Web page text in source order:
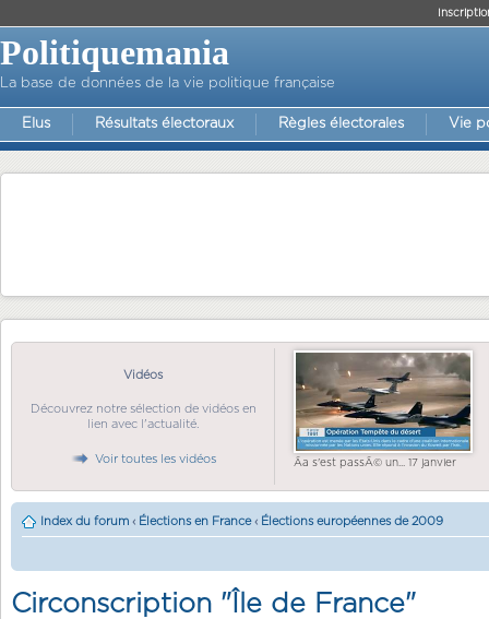
Politiquemania
La base de données de la vie politique française
Elus Résultats électoraux Règles électorales Vie
Vidéos
Découvrez notre sélection de vidéos en
lien avec l'actualité.
Voir toutes les vidéos Ãa s'est passÃ© un... 17 janvier
Index du forum ‹ Élections en France ‹ Élections européennes de 2009
Circonscription "Île de France"